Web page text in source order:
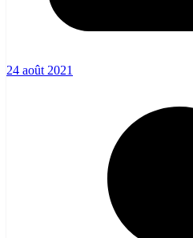
24 août 2021